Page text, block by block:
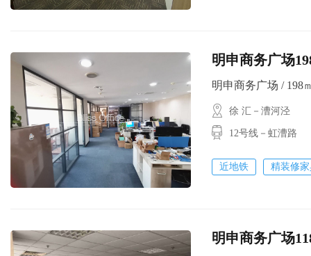
明申商务广场
明申商务广场 / 198
徐 汇－漕河泾
12号线－虹漕路
近地铁 精装修
明申商务广场